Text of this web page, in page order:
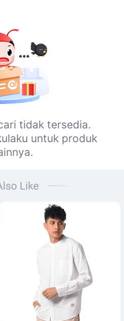
tidak tersedia.
untuk produk